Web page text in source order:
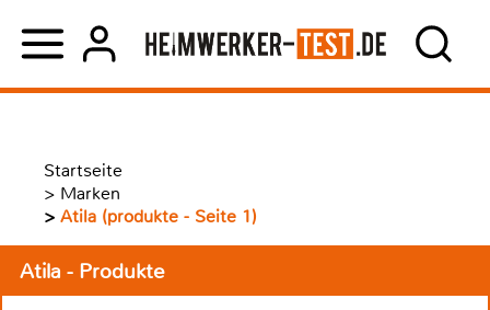
Startseite
> Marken
> Atila (produkte - Seite 1)
Atila - Produkte